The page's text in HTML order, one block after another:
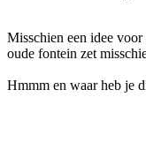
Misschien een idee
oude fontein zet
Hmmm en waar heb je